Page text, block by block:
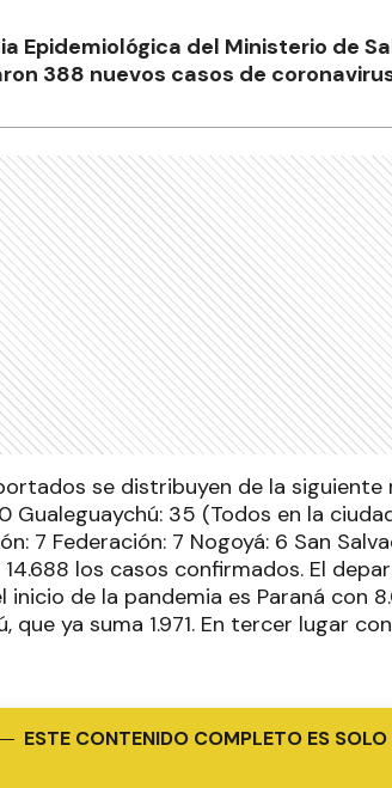
Epidemiológica del Ministerio de
388 nuevos casos de
se distribuyen de la siguiente
Gualeguaychú: 35 (Todos en la
7 Federación: 7 Nogoyá: 6 San
los casos confirmados. El
inicio de la pandemia es Paraná con
que ya suma 1.971. En tercer lugar
ESTE CONTENIDO COMPLETO ES